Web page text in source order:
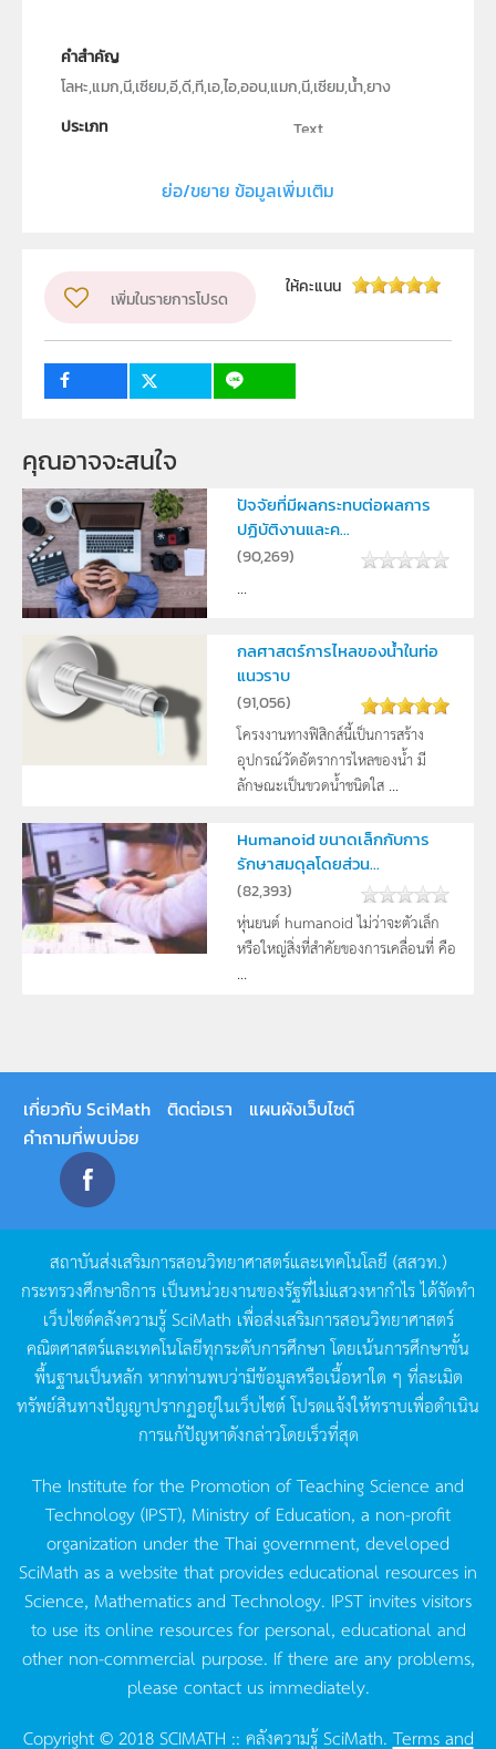
คำสำคัญ
โลหะ,แมก,นี,เซียม,อี,ดี,ที,เอ,ไอ,ออน,แมก,นี,เซียม,น้ำ,ยาง
ประเภท
Text
ภาควิชาเคมี คณะวิทยาศาสตร์ มหาวิทยาลัยแม่โจ้
ระดับชั้น
ม.4, ม.5, ม.6
ย่อ/ขยาย ข้อมูลเพิ่มเติม
เพิ่มในรายการโปรด
ให้คะแนน
คุณอาจจะสนใจ
ปัจจัยที่มีผลกระทบต่อผลการ
ปฏิบัติงานและค...
(90,269)
...
กลศาสตร์การไหลของน้ำในท่อ
แนวราบ
(91,056)
โครงงานทางฟิสิกส์นี้เป็นการสร้าง
อุปกรณ์วัดอัตราการไหลของน้ำ มี
ลักษณะเป็นขวดน้ำชนิดใส ...
Humanoid ขนาดเล็กกับการ
รักษาสมดุลโดยส่วน...
(82,393)
หุ่นยนต์ humanoid ไม่ว่าจะตัวเล็ก
หรือใหญ่สิ่งที่สำคัยของการเคลื่อนที่ คือ
...
เกี่ยวกับ SciMath ติดต่อเรา
แผนผังเว็บไซต์
คำถามที่พบบ่อย
สถาบันส่งเสริมการสอนวิทยาศาสตร์และเทคโนโลยี (สสวท.)
กระทรวงศึกษาธิการ เป็นหน่วยงานของรัฐที่ไม่แสวงหากำไรได้จัดทำ
เว็บไซต์คลังความรู้SciMath เพื่อส่งเสริมการสอนวิทยาศาสตร์
คณิตศาสตร์และเทคโนโลยีทุกระดับการศึกษา โดยเน้นการศึกษาขั้น
พื้นฐานเป็นหลัก หากท่านพบว่ามีข้อมูลหรือเนื้อหาใด ๆ ที่ละเมิด
ทรัพย์สินทางปัญญาปรากฏอยู่ในเว็บไซต์โปรดแจ้งให้ทราบเพื่อดำเนิน
การแก้ปัญหาดังกล่าวโดยเร็วที่สุด
The Institute for the Promotion of Teaching Science and
Technology (IPST), Ministry of Education, a non-profit
organization under the Thai government, developed
SciMath as a website that provides educational resources in
Science, Mathematics and Technology. IPST invites visitors
to use its online resources for personal, educational and
other non-commercial purpose. If there are any problems,
please contact us immediately.
Copyright © 2018 SCIMATH :: คลังความรู้ SciMath.Terms and